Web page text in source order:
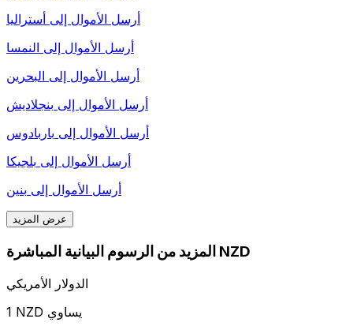
أرسل الأموال إلى أستراليا
أرسل الأموال إلى النمسا
أرسل الأموال إلى البحرين
أرسل الأموال إلى بنجلاديش
أرسل الأموال إلى باربادوس
أرسل الأموال إلى بلجيكا
أرسل الأموال إلى بنين
عرض المزيد
المزيد من الرسوم البيانية المباشرة NZD
الدولار الأمريكي
1 NZD يساوي